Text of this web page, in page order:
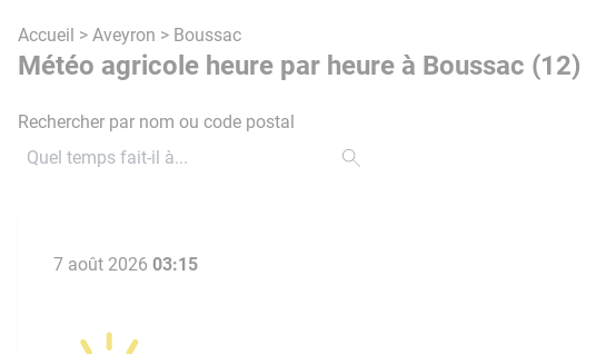
Accueil > Aveyron > Boussac
Météo agricole heure par heure à Boussac (12)
Rechercher par nom ou code postal
7 août 2026 03:15